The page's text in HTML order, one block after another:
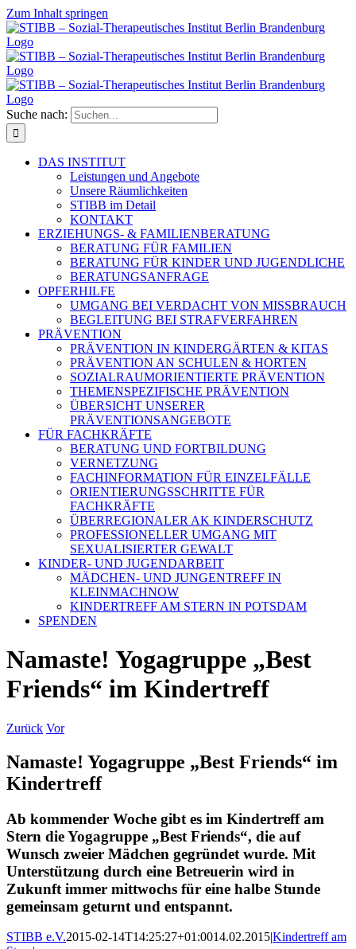
Zum Inhalt springen
Suche nach:
DAS INSTITUT
Leistungen und Angebote
Unsere Räumlichkeiten
STIBB im Detail
KONTAKT
ERZIEHUNGS- & FAMILIENBERATUNG
BERATUNG FÜR FAMILIEN
BERATUNG FÜR KINDER UND JUGENDLICHE
BERATUNGSANFRAGE
OPFERHILFE
UMGANG BEI VERDACHT VON MISSBRAUCH
BEGLEITUNG BEI STRAFVERFAHREN
PRÄVENTION
PRÄVENTION IN KINDERGÄRTEN & KITAS
PRÄVENTION AN SCHULEN & HORTEN
SOZIALRAUMORIENTIERTE PRÄVENTION
THEMENSPEZIFISCHE PRÄVENTION
ÜBERSICHT UNSERER
PRÄVENTIONSANGEBOTE
FÜR FACHKRÄFTE
BERATUNG UND FORTBILDUNG
VERNETZUNG
FACHINFORMATION FÜR EINZELFÄLLE
ORIENTIERUNGSSCHRITTE FÜR
FACHKRÄFTE
ÜBERREGIONALER AK KINDERSCHUTZ
PROFESSIONELLER UMGANG MIT
SEXUALISIERTER GEWALT
KINDER- UND JUGENDARBEIT
MÄDCHEN- UND JUNGENTREFF IN
KLEINMACHNOW
KINDERTREFF AM STERN IN POTSDAM
SPENDEN
Namaste! Yogagruppe „Best
Friends“ im Kindertreff
Zurück Vor
Namaste! Yogagruppe „Best Friends“ im
Kindertreff
Ab kommender Woche gibt es im Kindertreff am
Stern die Yogagruppe „Best Friends“, die auf
Wunsch zweier Mädchen gegründet wurde. Mit
Unterstützung durch eine Betreuerin wird in
Zukunft immer mittwochs für eine halbe Stunde
gemeinsam geturnt und entspannt.
STIBB e.V.2015-02-14T14:25:27+01:0014.02.2015|Kindertreff am